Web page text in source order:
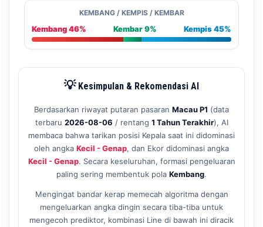
KEMBANG / KEMPIS / KEMBAR
Kembang 46% Kembar 9% Kempis 45%
💡Kesimpulan & Rekomendasi AI
Berdasarkan riwayat putaran pasaran Macau P1 (data
terbaru 2026-08-06 / rentang 1 Tahun Terakhir), AI
membaca bahwa tarikan posisi Kepala saat ini didominasi
oleh angka Kecil - Genap, dan Ekor didominasi angka
Kecil - Genap. Secara keseluruhan, formasi pengeluaran
paling sering membentuk pola Kembang.
Mengingat bandar kerap memecah algoritma dengan
mengeluarkan angka dingin secara tiba-tiba untuk
mengecoh prediktor, kombinasi Line di bawah ini diracik